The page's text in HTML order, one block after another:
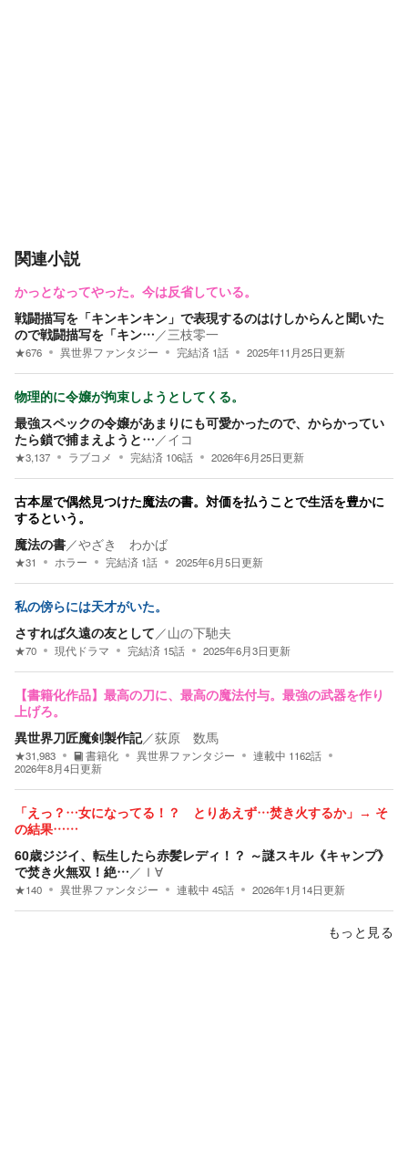
関連小説
かっとなってやった。今は反省している。
戦闘描写を「キンキンキン」で表現するのはけしからんと聞いた
ので戦闘描写を「キン…／三枝零一
★676 異世界ファンタジー 完結済 1話 2025年11月25日更新
物理的に令嬢が拘束しようとしてくる。
最強スペックの令嬢があまりにも可愛かったので、からかってい
たら鎖で捕まえようと…／イコ
★3,137 ラブコメ 完結済 106話 2026年6月25日更新
古本屋で偶然見つけた魔法の書。対価を払うことで生活を豊かに
するという。
魔法の書／やざき わかば
★31 ホラー 完結済 1話 2025年6月5日更新
私の傍らには天才がいた。
さすれば久遠の友として／山の下馳夫
★70 現代ドラマ 完結済 15話 2025年6月3日更新
【書籍化作品】最高の刀に、最高の魔法付与。最強の武器を作り
上げろ。
異世界刀匠魔剣製作記／荻原 数馬
★31,983 書籍化 異世界ファンタジー 連載中 1162話
2026年8月4日更新
「えっ？…女になってる！？ とりあえず…焚き火するか」→ そ
の結果……
60歳ジジイ、転生したら赤髪レディ！？ ～謎スキル《キャンプ》
で焚き火無双！絶…／ Ｉ∀
★140 異世界ファンタジー 連載中 45話 2026年1月14日更新
もっと見る